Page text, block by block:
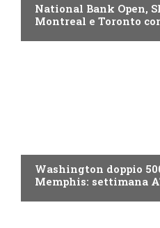
National Bank Open,
Montreal e Toronto
Washington doppio
Memphis: settimana